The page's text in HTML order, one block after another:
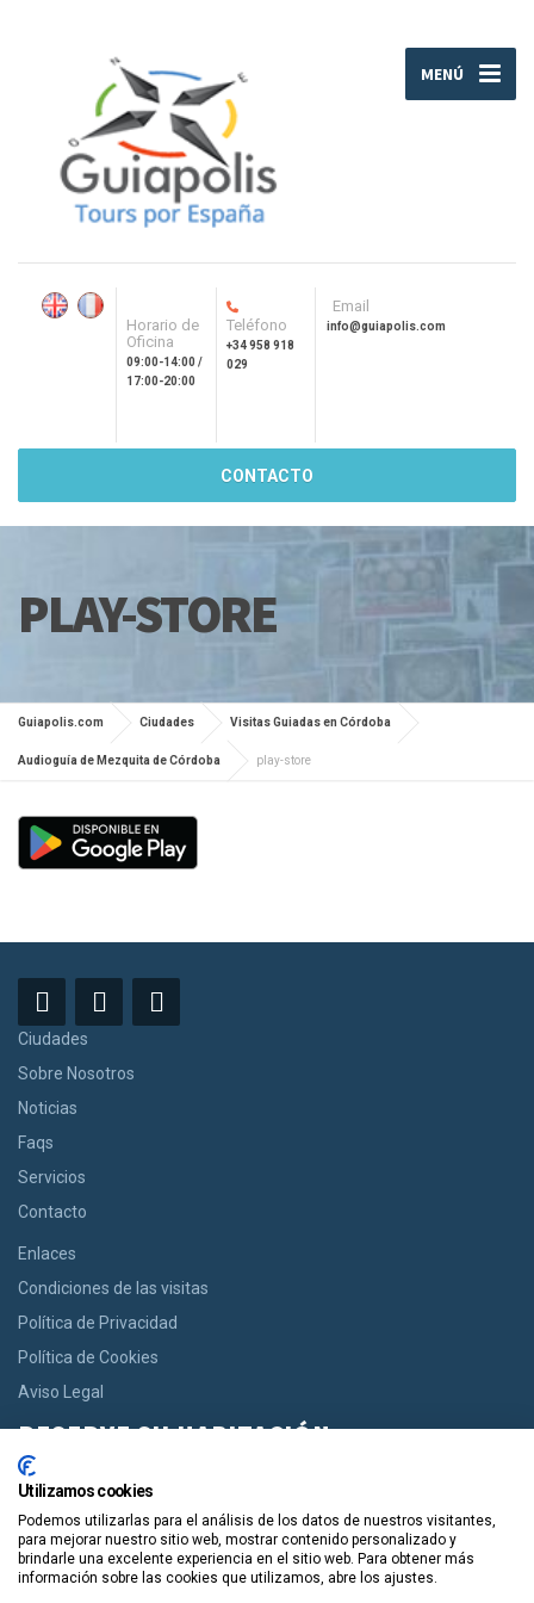
MENÚ
Horario de
Oficina
09:00-14:00 /
17:00-20:00
Teléfono
+34 958 918
029
Email
info@guiapolis.com
CONTACTO
PLAY-STORE
Guiapolis.com Ciudades Visitas Guiadas en Córdoba
Audioguía de Mezquita de Córdoba play-store
Ciudades
Sobre Nosotros
Noticias
Faqs
Servicios
Contacto
Enlaces
Condiciones de las visitas
Política de Privacidad
Política de Cookies
Aviso Legal
RESERVE SU HABITACIÓN
Si usted desea una habitación le ofrecemos la opción de reservar
desde casas acogedoras hasta modernos apartamentos de
manera facil y en un solo click.
Reservala
Utilizamos cookies
Podemos utilizarlas para el análisis de los datos de nuestros visitantes,
para mejorar nuestro sitio web, mostrar contenido personalizado y
brindarle una excelente experiencia en el sitio web. Para obtener más
información sobre las cookies que utilizamos, abre los ajustes.